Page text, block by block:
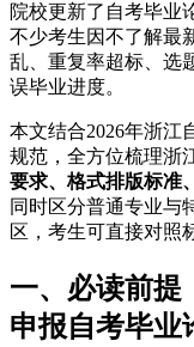
院校更新了自考毕业
不少考生因不了解最
乱、重复率超标、选
误毕业进度。
本文结合2026年浙江
规范，全方位梳理浙
要求、格式排版标准
同时区分普通专业与
区，考生可直接对照
一、必读前提
申报自考毕业